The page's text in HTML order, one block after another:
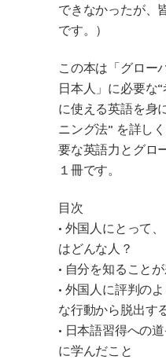
できなかったが、
です。）
この本は「グロー
日本人」に必要な
に使える英語を身
ニング法” を詳し
要な英語力とグロ
１冊です。
目次
• 外国人にとって
はどんな人？
• 自分を知ること
• 外国人に評判の
な行動から脱出す
• 日本語習得への
に学んだこと